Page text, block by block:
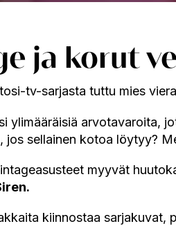
ja korut
tv-sarjasta tuttu mies
ylimääräisiä arvotavaroita,
jos sellainen kotoa löytyy?
myyvät
kiinnostaa sarjakuvat,